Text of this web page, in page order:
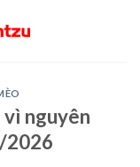
vì nguyên
2026